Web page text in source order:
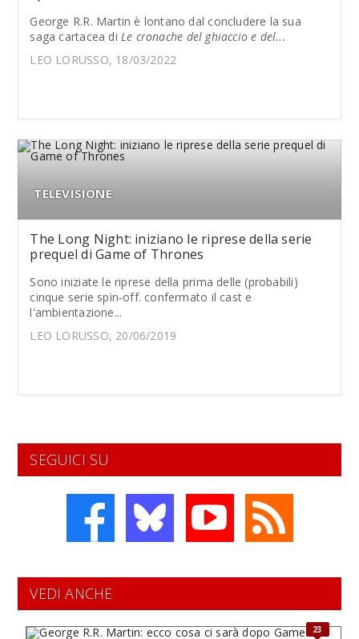
George R.R. Martin è lontano dal concludere la sua
saga cartacea di Le cronache del ghiaccio e del...
LEO LORUSSO, 18/03/2022
TELEVISIONE
The Long Night: iniziano le riprese della serie
prequel di Game of Thrones
Sono iniziate le riprese della prima delle (probabili)
cinque serie spin-off. confermato il cast e
l'ambientazione...
LEO LORUSSO, 20/06/2019
SEGUICI SU
VEDI ANCHE
23